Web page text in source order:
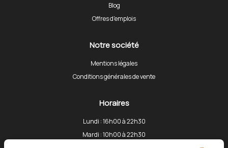
Blog
Offres d'emplois
Notre société
Mentions légales
Conditions générales de vente
Horaires
Lundi : 16h00 à 22h30
Mardi : 10h00 à 22h30